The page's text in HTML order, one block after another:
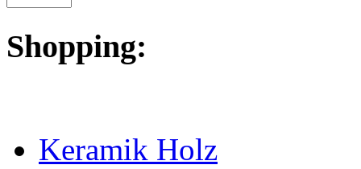
Shopping:
Keramik Holz